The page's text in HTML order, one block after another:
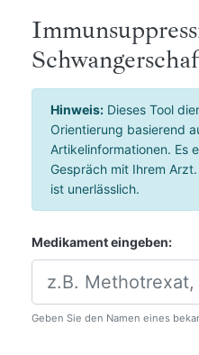
Hinweis: Dieses Tool
Orientierung basierend
Artikelinformationen. Es
Gespräch mit Ihrem
ist unerlässlich.
Medikament eingeben:
Geben Sie den Namen eines